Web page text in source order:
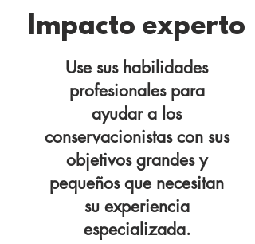
Impacto experto
Use sus habilidades
profesionales para
ayudar a los
conservacionistas con sus
objetivos grandes y
pequeños que necesitan
su experiencia
especializada.